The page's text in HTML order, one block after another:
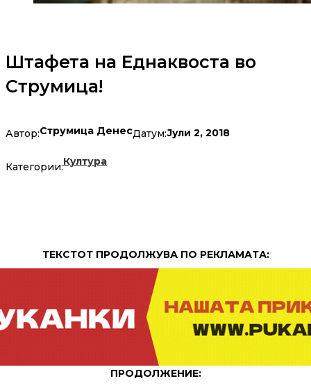
Штафета на Еднаквоста во
Струмица!
Автор:Струмица ДенесДатум:Јули 2, 2018
Категории:Култура
ТЕКСТОТ ПРОДОЛЖУВА ПО РЕКЛАМАТА:
ПРОДОЛЖЕНИЕ: